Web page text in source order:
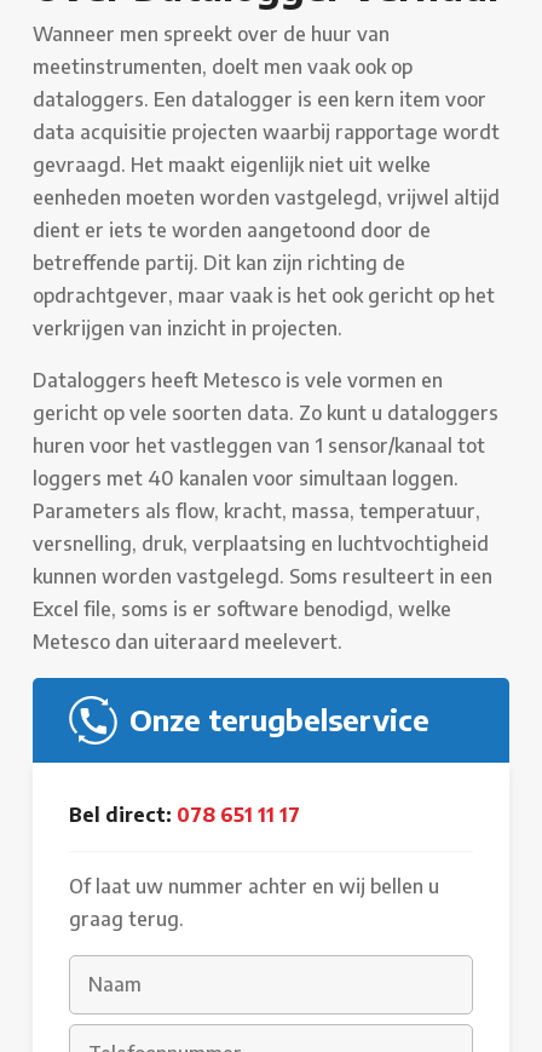
Wanneer men spreekt over de huur van
meetinstrumenten, doelt men vaak ook op
dataloggers. Een datalogger is een kern item voor
data acquisitie projecten waarbij rapportage wordt
gevraagd. Het maakt eigenlijk niet uit welke
eenheden moeten worden vastgelegd, vrijwel altijd
dient er iets te worden aangetoond door de
betreffende partij. Dit kan zijn richting de
opdrachtgever, maar vaak is het ook gericht op het
verkrijgen van inzicht in projecten.
Dataloggers heeft Metesco is vele vormen en
gericht op vele soorten data. Zo kunt u dataloggers
huren voor het vastleggen van 1 sensor/kanaal tot
loggers met 40 kanalen voor simultaan loggen.
Parameters als flow, kracht, massa, temperatuur,
versnelling, druk, verplaatsing en luchtvochtigheid
kunnen worden vastgelegd. Soms resulteert in een
Excel file, soms is er software benodigd, welke
Metesco dan uiteraard meelevert.
Onze terugbelservice
Bel direct: 078 651 11 17
Of laat uw nummer achter en wij bellen u
graag terug.